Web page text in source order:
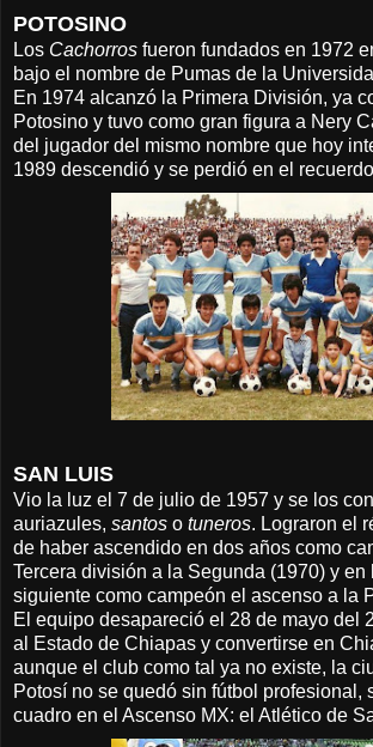
POTOSINO
Los Cachorros fueron fundados en 1972
bajo el nombre de Pumas de la
En 1974 alcanzó la Primera División, ya
Potosino y tuvo como gran figura a Nery
del jugador del mismo nombre que hoy
1989 descendió y se perdió en el
SAN LUIS
Vio la luz el 7 de julio de 1957 y se los
auriazules, santos o tuneros. Lograron el
de haber ascendido en dos años como
Tercera división a la Segunda (1970) y en
siguiente como campeón el ascenso a la
El equipo desapareció el 28 de mayo del
al Estado de Chiapas y convertirse en
aunque el club como tal ya no existe, la
Potosí no se quedó sin fútbol profesional,
cuadro en el Ascenso MX: el Atlético de